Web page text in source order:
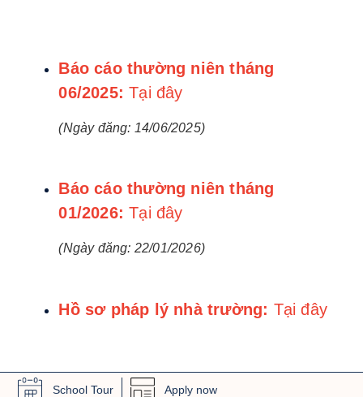
Báo cáo thường niên tháng
06/2025: Tại đây
(Ngày đăng: 14/06/2025)
Báo cáo thường niên tháng
01/2026: Tại đây
(Ngày đăng: 22/01/2026)
Hồ sơ pháp lý nhà trường: Tại đây
School Tour Apply now